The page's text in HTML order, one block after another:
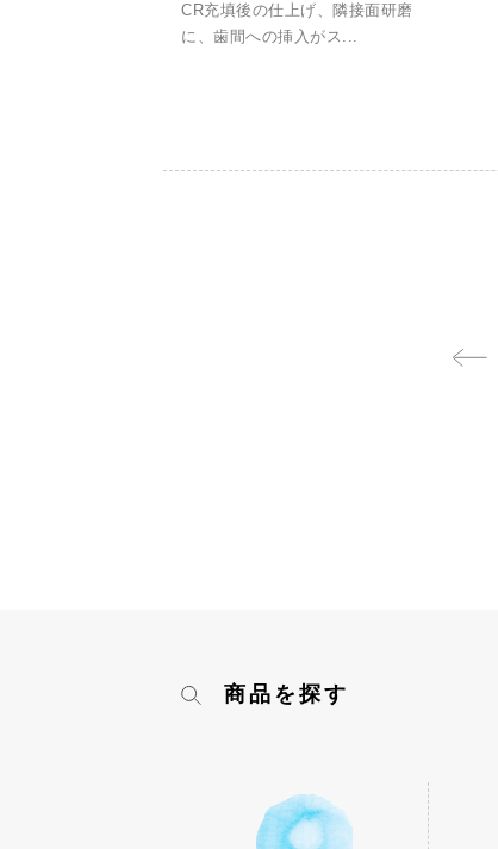
CR充填後の仕上げ、隣接面研磨
に、歯間への挿入がス...
商品を探す